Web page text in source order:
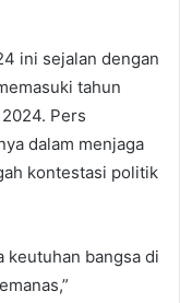
ini sejalan dengan
tahun
Pers
dalam menjaga
kontestasi politik
keutuhan bangsa di